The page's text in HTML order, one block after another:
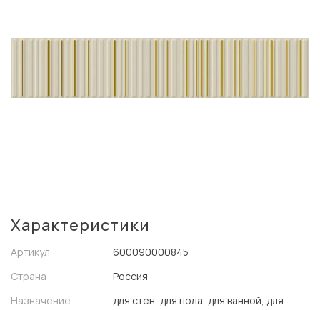
Характеристики
Артикул
600090000845
Страна
Россия
Назначение
для стен, для пола, для ванной, для